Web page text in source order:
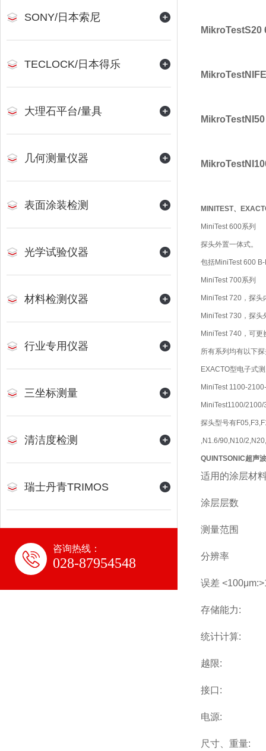
SONY/日本索尼
TECLOCK/日本得乐
大理石平台/量具
几何测量仪器
表面涂装检测
光学试验仪器
材料检测仪器
行业专用仪器
三坐标测量
清洁度检测
瑞士丹青TRIMOS
咨询热线：
028-87954548
MikroTestS20
MikroTestNI50
MINITEST、
MiniTest 600系列
探头外置一体式。
包括MiniTest 600
MiniTest 700系列
MiniTest 720，探头
MiniTest 730，探头
MiniTest 740，可更
所有系列均有以下
EXACTO型电子式
MiniTest 1100-
MiniTest1100/
探头型号有
,N1.6/90,N10/
QUINTSONIC超声
适用的涂层材
涂层层数
测量范围
分辨率
误差
存储能力:
统计计算:
越限:
接口:
电源:
尺寸、重量: